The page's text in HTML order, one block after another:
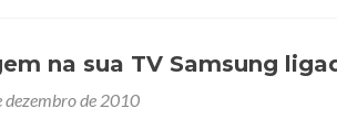
na sua TV Samsung
de 2010